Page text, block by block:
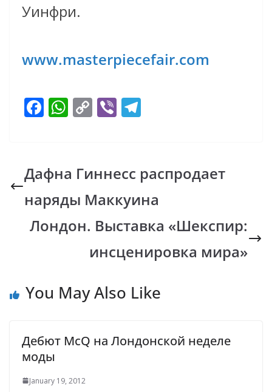
Уинфри.
www.masterpiecefair.com
F
b
o
o
k
W
s
A
p
p
C
y
Li
n
k
Vi
gr
a
m
Дафна Гиннесс распродает
наряды Маккуина
Лондон. Выставка «Шекспир:
инсценировка мира»
You May Also Like
Дебют McQ на Лондонской неделе
моды
January 19, 2012